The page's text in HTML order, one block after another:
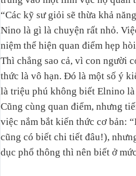
“Các kỹ sư giỏi sẽ thừa khả
Nino là gì là chuyện rất nhỏ.
niệm thể hiện quan điểm hẹp
Thì chẳng sao cả, vì con người
thức là vô hạn. Đó là một số ý
là triệu phú không biết Elnino
Cũng cùng quan điểm, nhưng
việc nắm bắt kiến thức cơ bản:
cũng có biết chi tiết đâu!),
dục phổ thông thì nên biết ở